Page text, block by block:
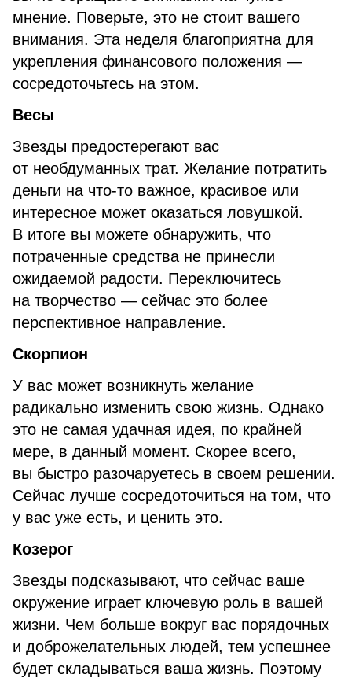
мнение. Поверьте, это не стоит вашего
внимания. Эта неделя благоприятна для
укрепления финансового положения —
сосредоточьтесь на этом.
Весы
Звезды предостерегают вас
от необдуманных трат. Желание потратить
деньги на что-то важное, красивое или
интересное может оказаться ловушкой.
В итоге вы можете обнаружить, что
потраченные средства не принесли
ожидаемой радости. Переключитесь
на творчество — сейчас это более
перспективное направление.
Скорпион
У вас может возникнуть желание
радикально изменить свою жизнь. Однако
это не самая удачная идея, по крайней
мере, в данный момент. Скорее всего,
вы быстро разочаруетесь в своем решении.
Сейчас лучше сосредоточиться на том, что
у вас уже есть, и ценить это.
Козерог
Звезды подсказывают, что сейчас ваше
окружение играет ключевую роль в вашей
жизни. Чем больше вокруг вас порядочных
и доброжелательных людей, тем успешнее
будет складываться ваша жизнь. Поэтому